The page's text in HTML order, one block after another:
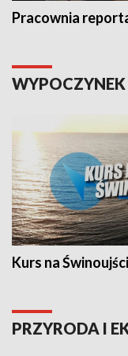
Pracownia
WYPOCZYNEK
Kurs na
PRZYRODA I